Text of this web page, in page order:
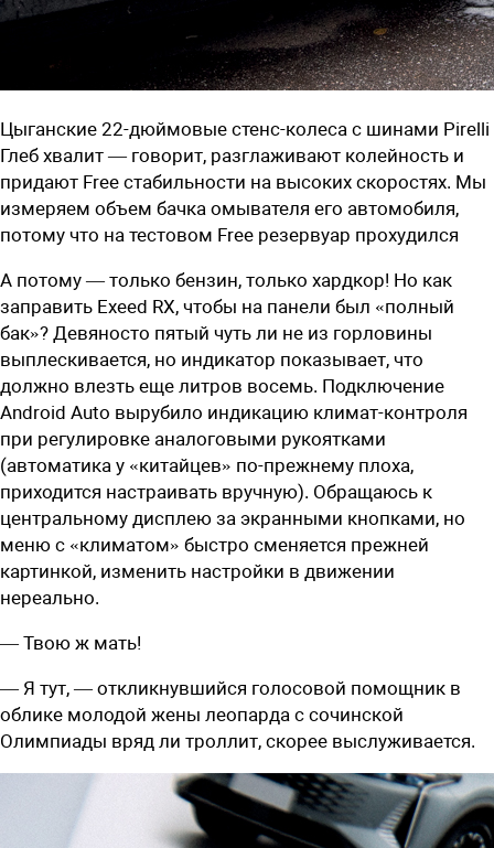
Цыганские 22-дюймовые стенс-колеса c шинами Pirelli
Глеб хвалит — говорит, разглаживают колейность и
придают Free стабильности на высоких скоростях. Мы
измеряем объем бачка омывателя его автомобиля,
потому что на тес­товом Free резервуар прохудился
А потому — только бензин, только хардкор! Но как
заправить Exeed RX, чтобы на панели был «полный
бак»? Девяносто пятый чуть ли не из горловины
выплескивается, но индикатор показывает, что
должно влезть еще литров восемь. Подключение
Android Auto вырубило индикацию климат-контроля
при регулировке аналоговыми рукоятками
(автоматика у «китайцев» по-прежнему плоха,
приходится настраивать вручную). Обращаюсь к
центральному дисплею за экранными кнопками, но
меню с «климатом» быстро сменяется прежней
картинкой, изменить настройки в движении
нереально.
— Твою ж мать!
— Я тут, — откликнувшийся голосовой помощник в
облике молодой жены леопарда c сочинской
Олимпиады вряд ли троллит, скорее выслуживается.